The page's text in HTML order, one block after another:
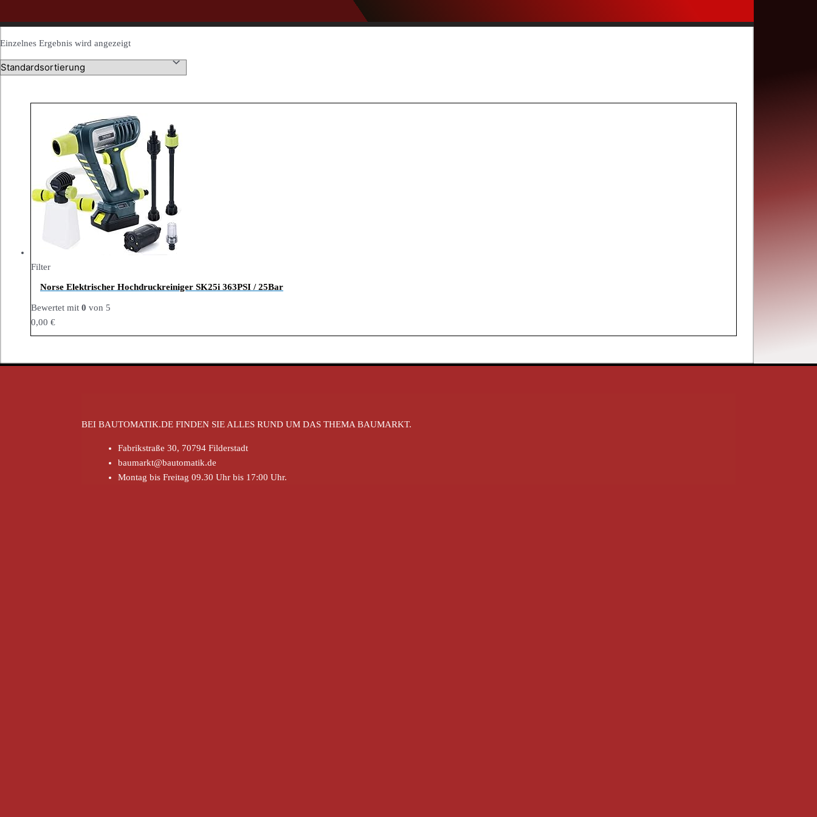
Einzelnes Ergebnis wird angezeigt
Filter
Norse Elektrischer Hochdruckreiniger SK25i 363PSI / 25Bar
Bewertet mit 0 von 5
0,00 €
BEI BAUTOMATIK.DE FINDEN SIE ALLES RUND UM DAS THEMA BAUMARKT.
Fabrikstraße 30, 70794 Filderstadt
baumarkt@bautomatik.de
Montag bis Freitag 09.30 Uhr bis 17:00 Uhr.